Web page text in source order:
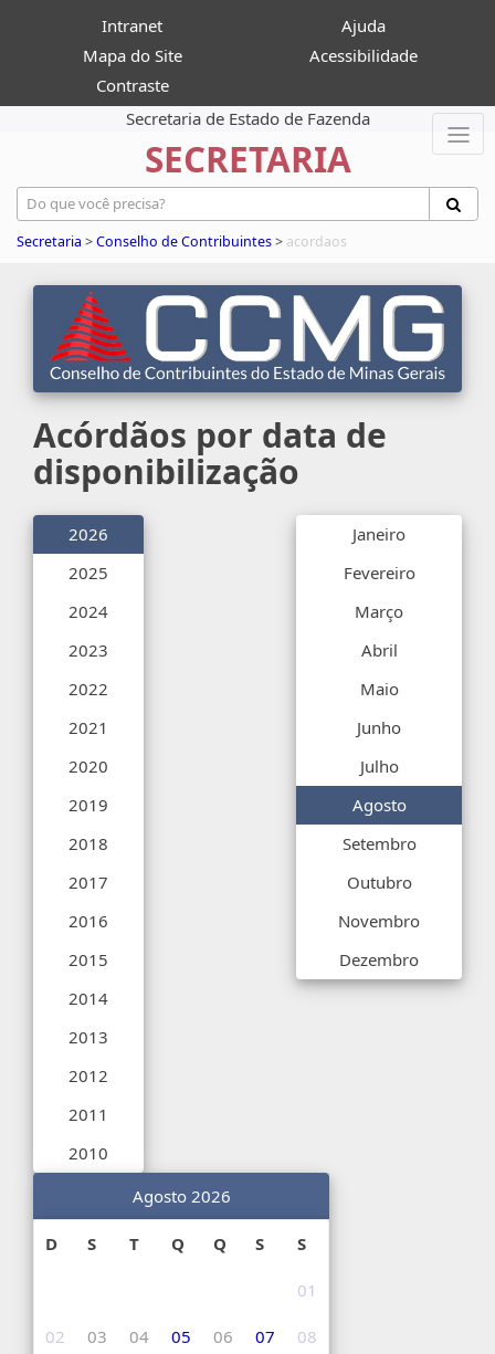
Intranet
Ajuda
Mapa do Site
Acessibilidade
Contraste
Secretaria de Estado de Fazenda
SECRETARIA
Secretaria >Conselho de Contribuintes> acordaos
Acórdãos por data de
disponibilização
2026
2025
2024
2023
2022
2021
2020
2019
2018
2017
2016
2015
2014
2013
2012
2011
2010
Janeiro
Fevereiro
Março
Abril
Maio
Junho
Julho
Agosto
Setembro
Outubro
Novembro
Dezembro
Agosto 2026
D S T Q Q S S
01
02 03 04 05 06 07 08